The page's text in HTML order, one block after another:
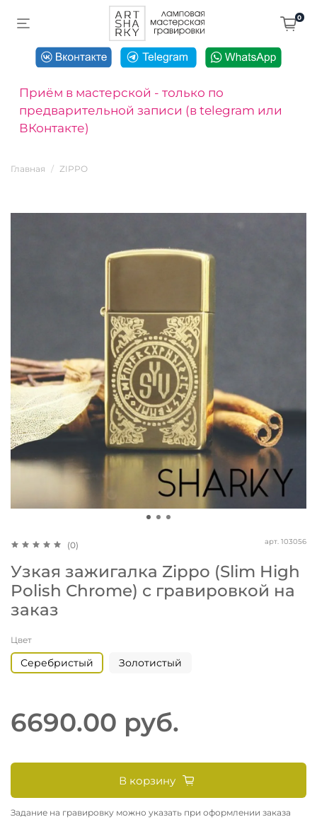
0
Приём в мастерской - только по
предварительной записи (в telegram или
ВКонтакте)
Главная ZIPPO
(0) арт. 103056
Узкая зажигалка Zippo (Slim High
Polish Chrome) с гравировкой на
заказ
Цвет
Серебристый Золотистый
Задание на гравировку можно указать при оформлении заказа
6690.00 руб.
В корзину